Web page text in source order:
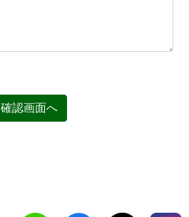
確認画面へ